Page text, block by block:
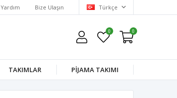
Yardım Bize Ulaşın Türkçe
0 0
TAKIMLAR PİJAMA TAKIMI